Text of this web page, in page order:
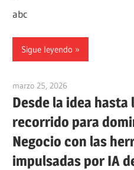
abc
Sigue leyendo
marzo 25, 2026
Desde la idea
recorrido para
Negocio con las
impulsadas por IA